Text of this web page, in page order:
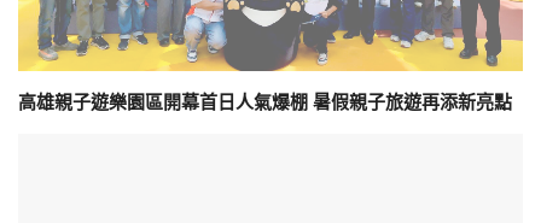
高雄親子遊樂園區開幕首日人氣爆棚 暑假親子旅遊再添新亮點